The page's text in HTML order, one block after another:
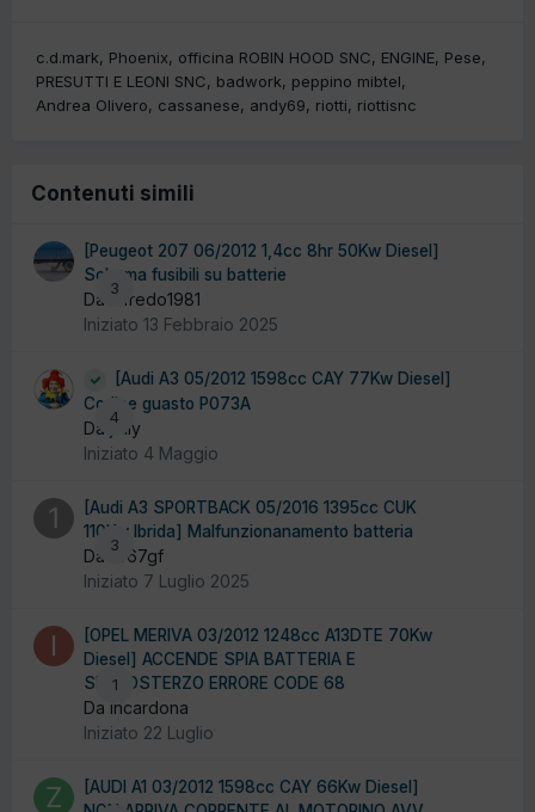
c.d.mark Phoenix officina ROBIN HOOD SNC ENGINE Pese
PRESUTTI E LEONI SNC
badwork peppino mibtel
Andrea Olivero
cassanese andy69 riotti riottisnc
Contenuti simili
3
[Peugeot 207 06/2012 1,4cc 8hr 50Kw Diesel]
Schema fusibili su batterie
Da alfredo1981
Iniziato 13 Febbraio 2025
4
[Audi A3 05/2012 1598cc CAY 77Kw Diesel]
Codice guasto P073A
Da jolly
Iniziato 4 Maggio
3
[Audi A3 SPORTBACK 05/2016 1395cc CUK
110Kw Ibrida] Malfunzionanamento batteria
Da 1967gf
Iniziato 7 Luglio 2025
1
[OPEL MERIVA 03/2012 1248cc A13DTE 70Kw
Diesel] ACCENDE SPIA BATTERIA E
SERVOSTERZO ERRORE CODE 68
Da incardona
Iniziato 22 Luglio
[AUDI A1 03/2012 1598cc CAY 66Kw Diesel]